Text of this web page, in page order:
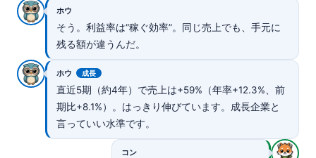
ホウ
そう。利益率は“稼ぐ効率”。同じ売上でも、手元に
残る額が違うんだ。
ホウ 成長
直近5期（約4年）で売上は+59%（年率+12.3%、前
期比+8.1%）。はっきり伸びています。成長企業と
言っていい水準です。
コン